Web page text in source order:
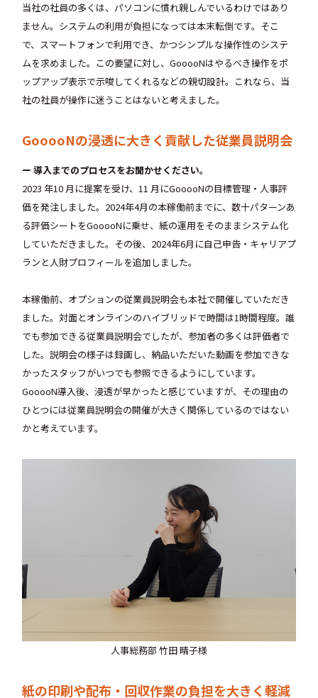
当社の社員の多くは、パソコンに慣れ親しんでいるわけではあり
ません。システムの利用が負担になっては本末転倒です。そこ
で、スマートフォンで利用でき、かつシンプルな操作性のシステ
ムを求めました。この要望に対し、GooooNはやるべき操作をポ
ップアップ表示で示唆してくれるなどの親切設計。これなら、当
社の社員が操作に迷うことはないと考えました。
GooooNの浸透に大きく貢献した従業員説明会
ー 導入までのプロセスをお聞かせください。
2023 年10 月に提案を受け、11 月にGooooNの目標管理・人事評
価を発注しました。2024年4月の本稼働前までに、数十パターンあ
る評価シートをGooooNに乗せ、紙の運用をそのままシステム化
していただきました。その後、2024年6月に自己申告・キャリアプ
ランと人財プロフィールを追加しました。
本稼働前、オプションの従業員説明会も本社で開催していただき
ました。対面とオンラインのハイブリッドで時間は1時間程度。誰
でも参加できる従業員説明会でしたが、参加者の多くは評価者で
した。説明会の様子は録画し、納品いただいた動画を参加できな
かったスタッフがいつでも参照できるようにしています。
GooooN導入後、浸透が早かったと感じていますが、その理由の
ひとつには従業員説明会の開催が大きく関係しているのではない
かと考えています。
人事総務部 竹田 晴子様
紙の印刷や配布・回収作業の負担を大きく軽減